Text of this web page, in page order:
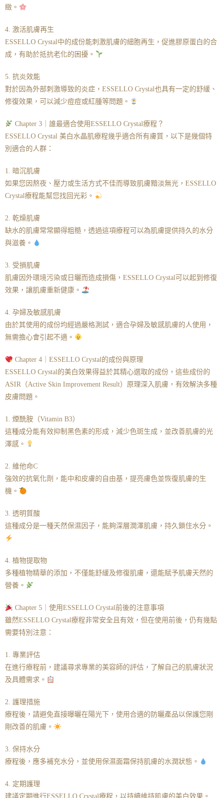
緻。
4. 激活肌膚再生
ESSELLO Crystal中的成份能刺激肌膚的細胞再生，促進膠原蛋白的合
成，有助於抵抗老化的困擾。
5. 抗炎效能
對於因為外部刺激導致的炎症，ESSELLO Crystal也具有一定的舒緩、
修復效果，可以減少痘痘或紅腫等問題。
Chapter 3｜誰最適合使用ESSELLO Crystal療程？
ESSELLO Crystal 美白水晶肌療程幾乎適合所有膚質，以下是幾個特
別適合的人群：
1. 暗沉肌膚
如果您因熬夜、壓力或生活方式不佳而導致肌膚黯淡無光，ESSELLO
Crystal療程能幫您找回光彩。
2. 乾燥肌膚
缺水的肌膚常常顯得粗糙，透過這項療程可以為肌膚提供持久的水分
與滋養。
3. 受損肌膚
肌膚因外環境污染或日曬而造成損傷，ESSELLO Crystal可以起到修復
效果，讓肌膚重新健康。
4. 孕婦及敏感肌膚
由於其使用的成份均經過嚴格測試，適合孕婦及敏感肌膚的人使用，
無需擔心會引起不適。
Chapter 4｜ESSELLO Crystal的成份與原理
ESSELLO Crystal的美白效果得益於其精心選取的成份，這些成份的
ASIR（Active Skin Improvement Result）原理深入肌膚，有效解決多種
皮膚問題。
1. 煙酰胺（Vitamin B3）
這種成分能有效抑制黑色素的形成，減少色斑生成，並改善肌膚的光
澤感。
2. 維他命C
強效的抗氧化劑，能中和皮膚的自由基，提亮膚色並恢復肌膚的生
機。
3. 透明質酸
這種成分是一種天然保濕因子，能夠深層潤澤肌膚，持久鎖住水分。
4. 植物提取物
多種植物精華的添加，不僅能舒緩及修復肌膚，還能賦予肌膚天然的
營養。
Chapter 5｜使用ESSELLO Crystal前後的注意事項
雖然ESSELLO Crystal療程非常安全且有效，但在使用前後，仍有幾點
需要特別注意：
1. 專業評估
在進行療程前，建議尋求專業的美容師的評估，了解自己的肌膚狀況
及具體需求。
2. 護理措施
療程後，請避免直接曝曬在陽光下，使用合適的防曬產品以保護您剛
剛改善的肌膚。
3. 保持水分
療程後，應多補充水分，並使用保濕面霜保持肌膚的水潤狀態。
4. 定期護理
建議定期進行ESSELLO Crystal療程，以持續維持肌膚的美白效果。